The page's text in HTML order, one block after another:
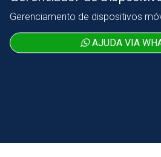
Gerenciamento de dispositivos
AJUDA VIA